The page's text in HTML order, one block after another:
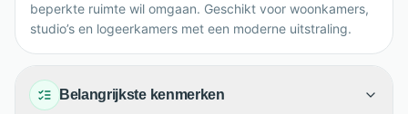
beperkte ruimte wil omgaan. Geschikt voor woonkamers,
studio’s en logeerkamers met een moderne uitstraling.
Belangrijkste kenmerken